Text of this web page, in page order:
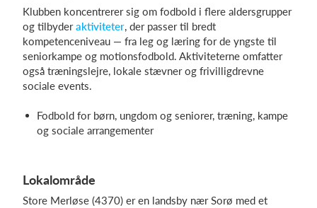
Klubben koncentrerer sig om fodbold i flere aldersgrupper
og tilbyderaktiviteter, der passer til bredt
kompetenceniveau — fra leg og læring for de yngste til
seniorkampe og motionsfodbold. Aktiviteterne omfatter
også træningslejre, lokale stævner og frivilligdrevne
sociale events.
Fodbold for børn, ungdom og seniorer, træning, kampe
og sociale arrangementer
Lokalområde
Store Merløse (4370) er en landsby nær Sorø med et